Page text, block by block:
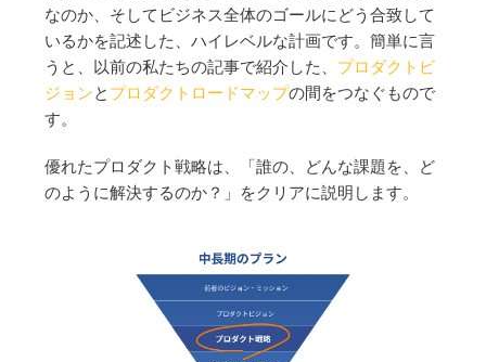
なのか、そしてビジネス全体のゴールにどう合致して
いるかを記述した、ハイレベルな計画です。簡単に言
うと、以前の私たちの記事で紹介した、 プロダクトビ
ジョンと プロダクトロードマップの間をつなぐもので
す。
優れたプロダクト戦略は、「誰の、どんな課題を、ど
のように解決するのか？」をクリアに説明します。